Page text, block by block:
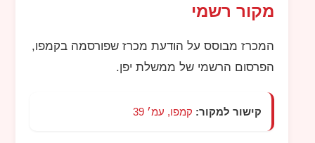
מקור רשמי
המכרז מבוסס על הודעת מכרז שפורסמה בקמפו,
הפרסום הרשמי של ממשלת יפן.
קישור למקור: קמפו, עמ׳ 39